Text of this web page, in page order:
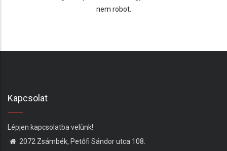
nem robot.
Kapcsolat
Lépjen kapcsolatba velünk!
2072 Zsámbék, Petőfi Sándor utca 108.